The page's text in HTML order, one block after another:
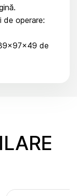
de operare:
de